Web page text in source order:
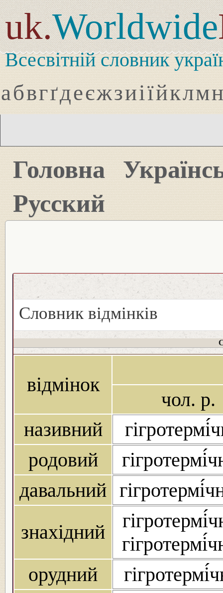
uk.Worldwide
Всесвітній словник
абвгґдеєжзиіїйклмн
Головна
Русский
Словник відмінків
відмінок
чол. р.
називний
родовий
давальний
знахідний
орудний